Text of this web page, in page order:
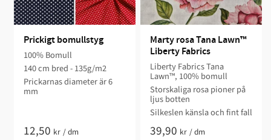
Prickigt bomullstyg
100% Bomull
140 cm bred - 135g/m2
Prickarnas diameter är 6
mm
12,50 kr /dm
Marty rosa Tana Lawn™
Liberty Fabrics
Liberty Fabrics Tana
Lawn™, 100% bomull
Storskaliga rosa pioner på
ljus botten
Silkeslen känsla och fint fall
39,90 kr /dm